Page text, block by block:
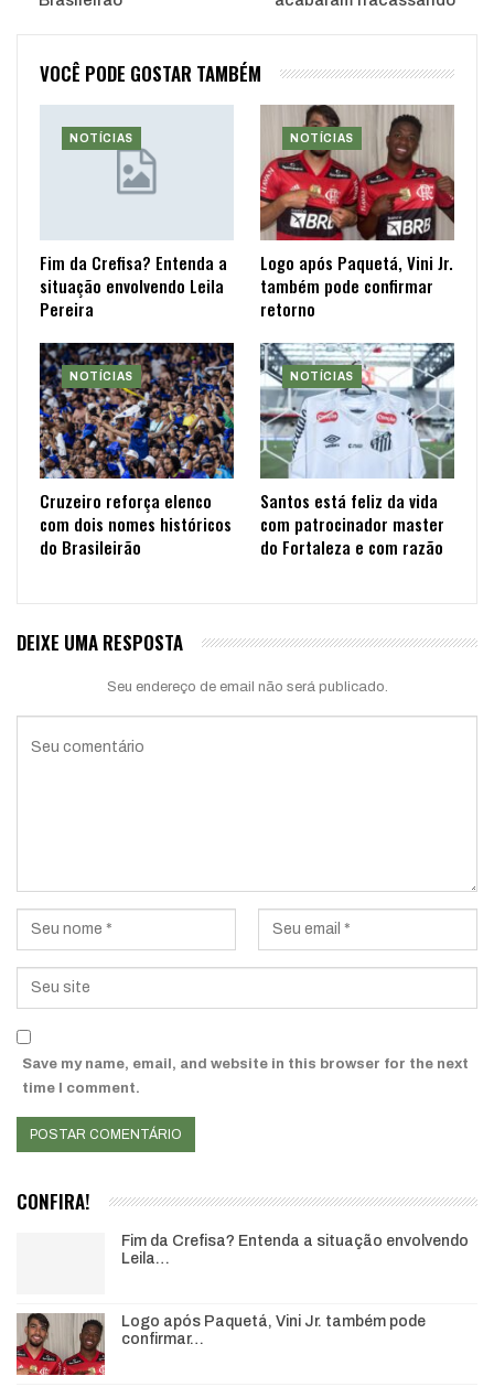
VOCÊ PODE GOSTAR TAMBÉM
NOTÍCIAS
Fim da Crefisa? Entenda a
situação envolvendo Leila
Pereira
NOTÍCIAS
Logo após Paquetá, Vini Jr.
também pode confirmar
retorno
NOTÍCIAS
Cruzeiro reforça elenco
com dois nomes históricos
do Brasileirão
NOTÍCIAS
Santos está feliz da vida
com patrocinador master
do Fortaleza e com razão
DEIXE UMA RESPOSTA
Seu endereço de email não será publicado.
Save my name, email, and website in this browser for the next
time I comment.
CONFIRA!
Fim da Crefisa? Entenda a situação envolvendo
Leila…
Logo após Paquetá, Vini Jr. também pode
confirmar…